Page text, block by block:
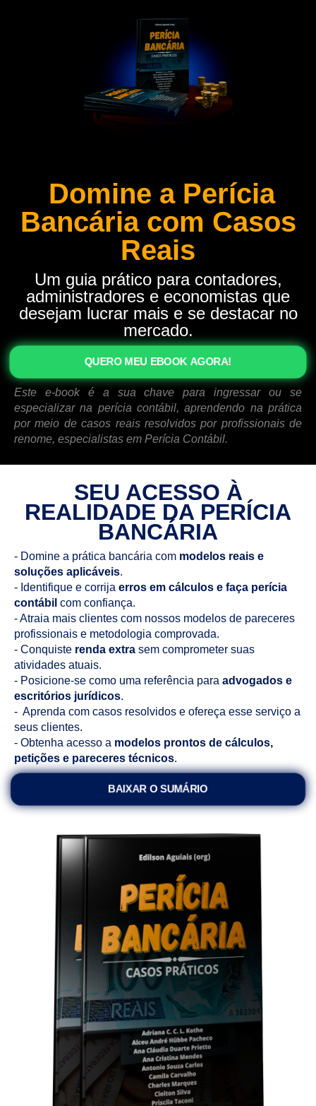
Domine a Perícia
Bancária com Casos
Reais
Um guia prático para contadores,
administradores e economistas que
desejam lucrar mais e se destacar no
mercado.
QUERO MEU EBOOK AGORA!
Este e-book é a sua chave para ingressar ou se
especializar na perícia contábil, aprendendo na prática
por meio de casos reais resolvidos por profissionais de
renome, especialistas em Perícia Contábil.
SEU ACESSO À
REALIDADE DA PERÍCIA
BANCÁRIA
- Domine a prática bancária com modelos reais e
soluções aplicáveis.
- Identifique e corrija erros em cálculos e faça perícia
contábil com confiança.
- Atraia mais clientes com nossos modelos de pareceres
profissionais e metodologia comprovada.
- Conquiste renda extra sem comprometer suas
atividades atuais.
- Posicione-se como uma referência para advogados e
escritórios jurídicos.
- Aprenda com casos resolvidos e ofereça esse serviço a
seus clientes.
- Obtenha acesso a modelos prontos de cálculos,
petições e pareceres técnicos.
BAIXAR O SUMÁRIO